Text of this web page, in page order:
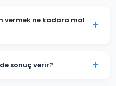
vermek ne kadara mal
Muş'daki işletmeniz için
sonuç verir?